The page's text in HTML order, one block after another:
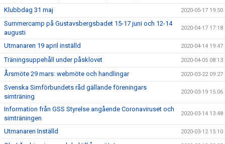
Klubbdag 31 maj 2020-05-17 19:50
Summercamp på Gustavsbergsbadet 15-17 juni och 12-14
augusti
2020-04-17 17:18
Utmanaren 19 april inställd 2020-04-14 19:47
Träningsuppehåll under påsklovet 2020-04-05 08:13
Årsmöte 29 mars: webmöte och handlingar 2020-03-22 09:27
Svenska Simförbundets råd gällande föreningars
simträning
2020-03-19 15:06
Information från GSS Styrelse angående Coronaviruset och
simträningen
2020-03-14 13:48
Utmanaren Inställd 2020-03-12 15:10